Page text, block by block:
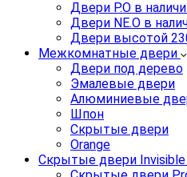
Двери P.O в
Двери NE.O в
Двери высотой
Межкомнатные двери
Двери под дерево
Эмалевые двери
Алюминиевые
Шпон
Скрытые двери
Orange
Скрытые двери Invisible